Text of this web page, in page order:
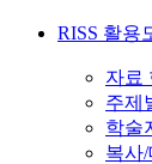
RISS 활용
자료
주제
학술
복사